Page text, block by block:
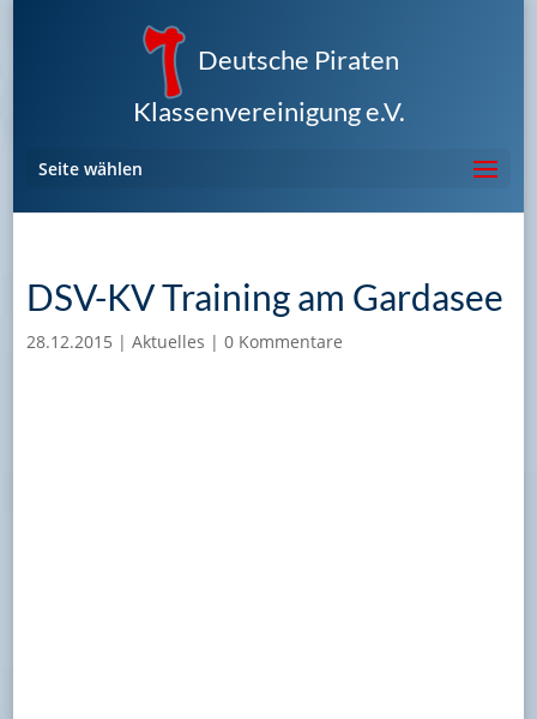
Deutsche Piraten
Klassenvereinigung e.V.
Seite wählen
DSV-KV Training am Gardasee
28.12.2015 | Aktuelles | 0 Kommentare